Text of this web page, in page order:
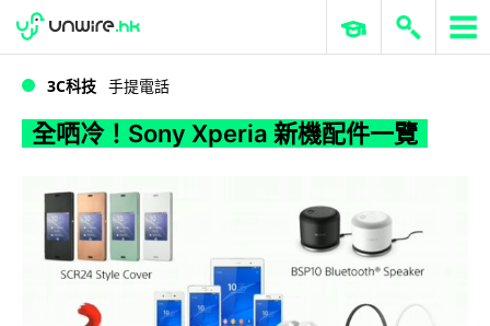
全哂冷！Sony Xperia 新機配件一覽
WWDC 2026 ERP 與商業 AI
3C科技 手提電話
全哂冷！Sony Xperia 新機配件一覽